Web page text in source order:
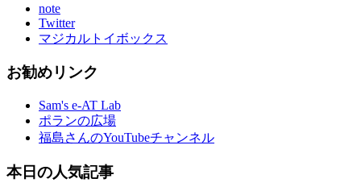
note
Twitter
マジカルトイボックス
お勧めリンク
Sam's e-AT Lab
ポランの広場
福島さんのYouTubeチャンネル
本日の人気記事